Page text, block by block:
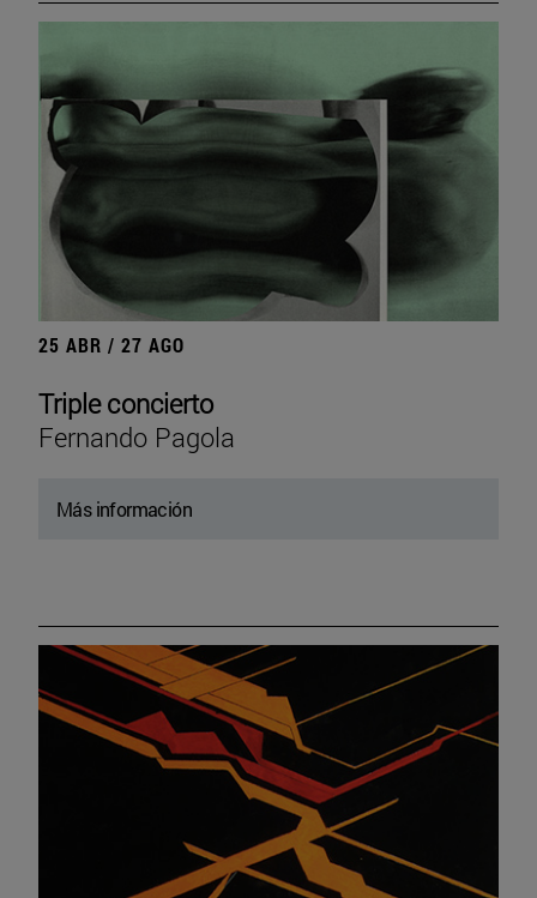
25 ABR / 27 AGO
Triple concierto
Fernando Pagola
Más información